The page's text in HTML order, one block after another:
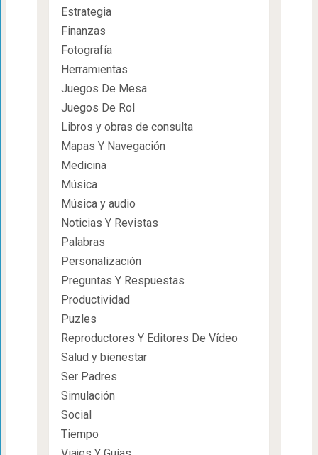
Estrategia
Finanzas
Fotografía
Herramientas
Juegos De Mesa
Juegos De Rol
Libros y obras de consulta
Mapas Y Navegación
Medicina
Música
Música y audio
Noticias Y Revistas
Palabras
Personalización
Preguntas Y Respuestas
Productividad
Puzles
Reproductores Y Editores De Vídeo
Salud y bienestar
Ser Padres
Simulación
Social
Tiempo